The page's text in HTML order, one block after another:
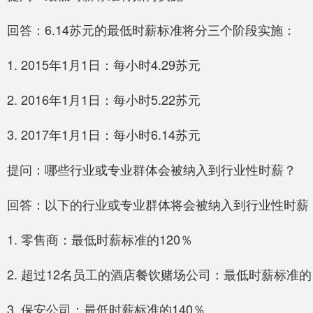
回答：6.14苏元的最低时薪标准将分三个阶段实施：
1. 2015年1月1日：每小时4.29苏元
2. 2016年1月1日：每小时5.22苏元
3. 2017年1月1日：每小时6.14苏元
提问：哪些行业或专业群体会被纳入到行业性时薪？
回答：以下的行业或专业群体将会被纳入到行业性时薪
1. 零售商：最低时薪标准的120％
2. 超过12名员工的酒店餐饮赌场公司：最低时薪标准
3. 保安公司：最低时薪标准的140％